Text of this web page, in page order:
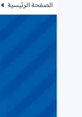
الصفحة الرئيسية